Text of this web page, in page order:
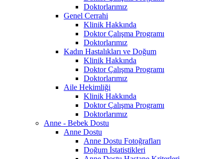
Doktorlarımız
Genel Cerrahi
Klinik Hakkında
Doktor Çalışma Programı
Doktorlarımız
Kadın Hastalıkları ve Doğum
Klinik Hakkında
Doktor Çalışma Programı
Doktorlarımız
Aile Hekimliği
Klinik Hakkında
Doktor Çalışma Programı
Doktorlarımız
Anne - Bebek Dostu
Anne Dostu
Anne Dostu Fotoğrafları
Doğum İstatistikleri